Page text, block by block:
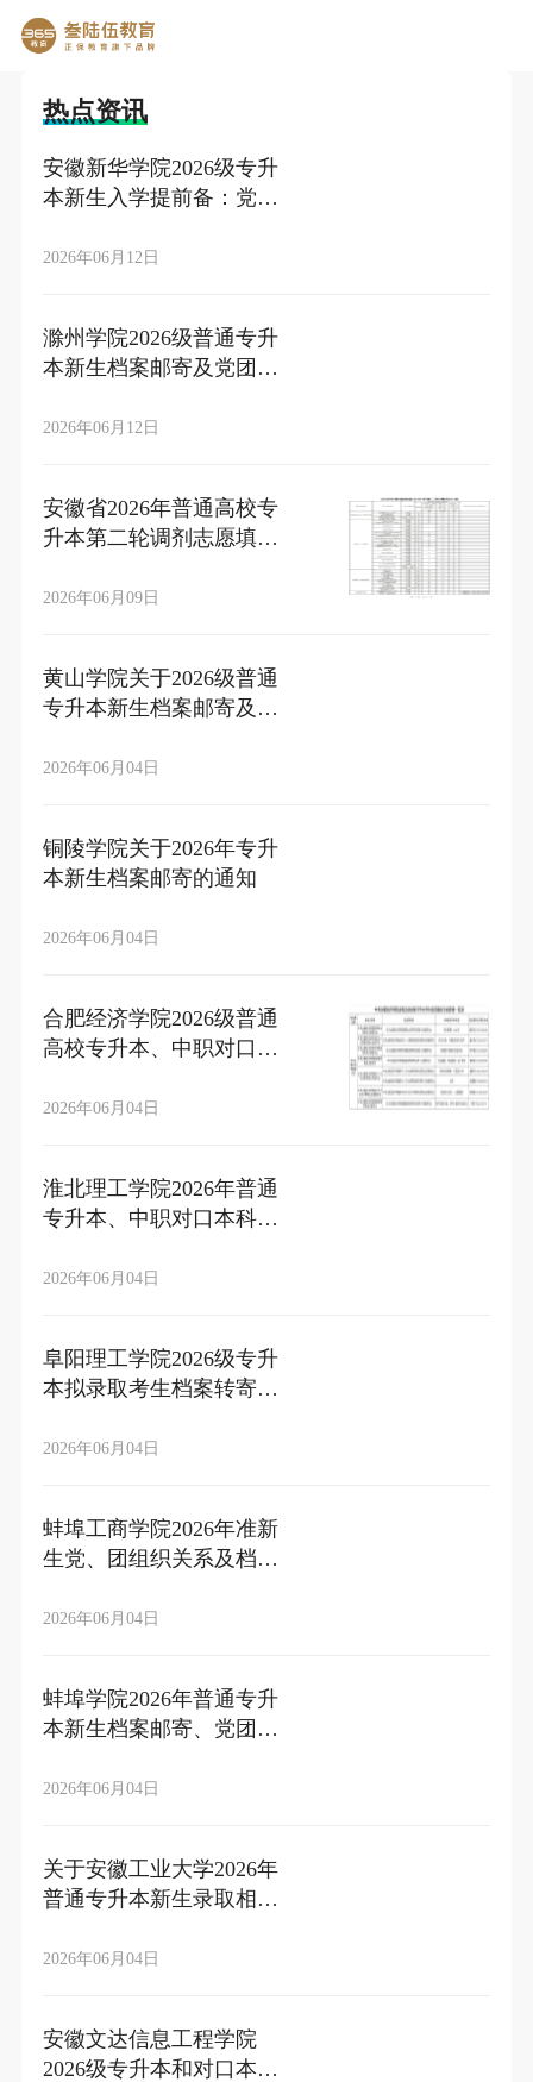
热点资讯
安徽新华学院2026级专升
本新生入学提前备：党团
迁移办理指南
2026年06月12日
滁州学院2026级普通专升
本新生档案邮寄及党团组
2026年06月12日
安徽省2026年普通高校专
升本第二轮调剂志愿填报
2026年06月09日
黄山学院关于2026级普通
专升本新生档案邮寄及党
2026年06月04日
铜陵学院关于2026年专升
本新生档案邮寄的通知
2026年06月04日
合肥经济学院2026级普通
高校专升本、中职对口学
通知
2026年06月04日
淮北理工学院2026年普通
专升本、中职对口本科新
转接通知
2026年06月04日
阜阳理工学院2026级专升
本拟录取考生档案转寄和
2026年06月04日
蚌埠工商学院2026年准新
生党、团组织关系及档案
2026年06月04日
蚌埠学院2026年普通专升
本新生档案邮寄、党团组
2026年06月04日
关于安徽工业大学2026年
普通专升本新生录取相关
2026年06月04日
安徽文达信息工程学院
2026级专升本和对口本科